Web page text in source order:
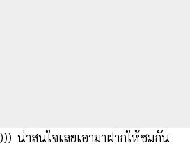
น่าสนใจเลยเอามาฝากให้ชมกัน